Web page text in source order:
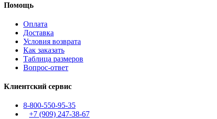
Помощь
Оплата
Доставка
Условия возврата
Как заказать
Таблица размеров
Вопрос-ответ
Клиентский сервис
8-800-550-95-35
+7 (909) 247-38-67